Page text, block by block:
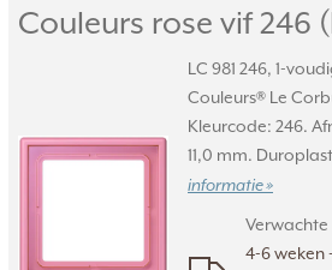
Couleurs rose vif 246
LC 981 246, 1-
Couleurs® Le
Kleurcode: 246.
11,0 mm.
informatie »
Verwachte
4-6 weken